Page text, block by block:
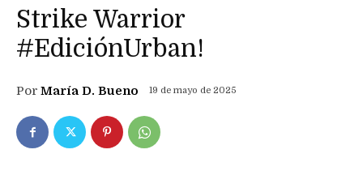
Strike Warrior
#EdiciónUrban!
Por María D. Bueno 19 de mayo de 2025